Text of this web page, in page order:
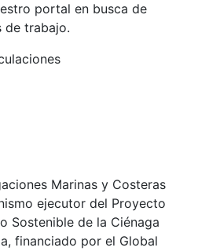
portal en busca de
de trabajo.
Marinas y Costeras
ejecutor del Proyecto
Sostenible de la Ciénaga
financiado por el Global